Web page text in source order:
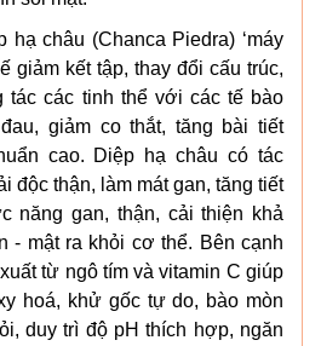
châu (Chanca Piedra) ‘máy
giảm kết tập, thay đổi cấu trúc,
tác các tinh thể với các tế bào
giảm co thắt, tăng bài tiết
cao. Diệp hạ châu có tác
độc thận, làm mát gan, tăng tiết
năng gan, thận, cải thiện khả
- mật ra khỏi cơ thể. Bên cạnh
từ ngô tím và vitamin C giúp
hoá, khử gốc tự do, bào mòn
duy trì độ pH thích hợp, ngăn